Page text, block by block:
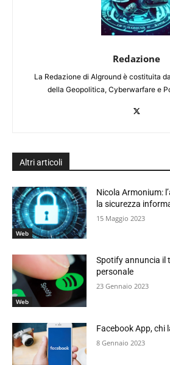
Redazione
La Redazione di Alground è costituita
della Geopolitica, Cyberwarfare e
Altri articoli
Web
Nicola Armonium:
la sicurezza
15 Maggio 2023
Web
Spotify annuncia il
personale
23 Gennaio 2023
Facebook App, chi
8 Gennaio 2023